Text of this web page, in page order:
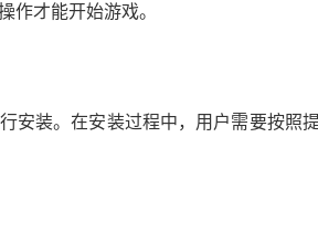
作才能开始游戏。
安装。在安装过程中，用户需要按照